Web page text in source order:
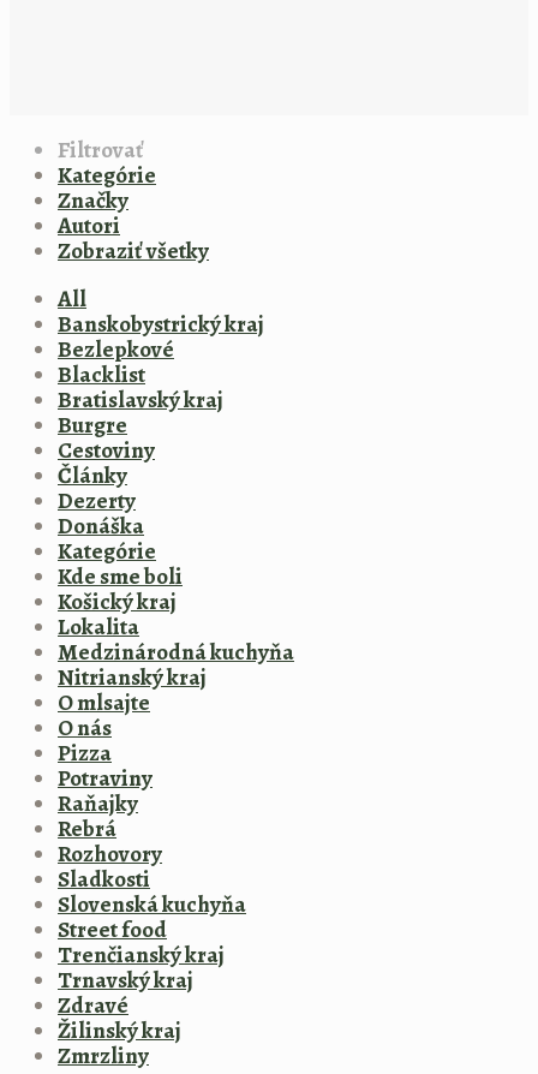
Filtrovať
Kategórie
Značky
Autori
Zobraziť všetky
All
Banskobystrický kraj
Bezlepkové
Blacklist
Bratislavský kraj
Burgre
Cestoviny
Články
Dezerty
Donáška
Kategórie
Kde sme boli
Košický kraj
Lokalita
Medzinárodná kuchyňa
Nitrianský kraj
O mlsajte
O nás
Pizza
Potraviny
Raňajky
Rebrá
Rozhovory
Sladkosti
Slovenská kuchyňa
Street food
Trenčianský kraj
Trnavský kraj
Zdravé
Žilinský kraj
Zmrzliny